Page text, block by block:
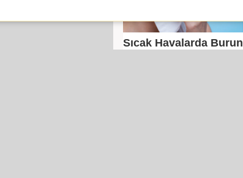
Sıcak Havalarda Burun
Kanamalarına Dikkat !